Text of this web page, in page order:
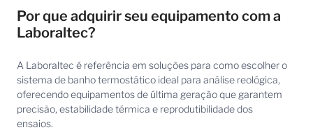
Por que adquirir seu equipamento com a
Laboraltec?
A Laboraltec é referência em soluções para como escolher o
sistema de banho termostático ideal para análise reológica,
oferecendo equipamentos de última geração que garantem
precisão, estabilidade térmica e reprodutibilidade dos
ensaios.